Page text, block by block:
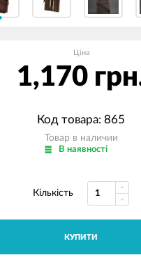
Ціна
1,170
Код товара: 865
Товар в наличии
В наявності
Кількість
КУПИТИ